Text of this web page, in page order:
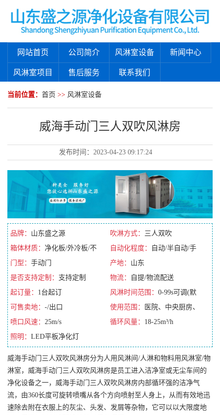
网站首页 公司简介 风淋室设备 新闻中心
风淋室项目 售后服务 联系我们
当前位置： 首页 >> 风淋室设备
威海手动门三人双吹风淋房
发布时间： 2023-04-23 09:17:24
品牌： 山东盛之源 吹淋方式： 三人双吹
箱体材质： 净化板/外冷板/不
锈钢/彩钢板
自动化程度：
自动/半自动/手
动/全自动
门型： 手动门 产地： 山东
是否支持定制： 支持定制 物流：
自提/物流配送
起订量： 1台起订 风淋时间范围： 0-99s可调(默
认10s)
可售卖地： -/出口 使用范围：
医院、中央厨房、
无尘车间
喷口风速： 25m/s 循环风量： 18-25m³/h
照明： LED平板净化灯
威海手动门三人双吹风淋房分为人用风淋间/人淋和物料用风淋室/物
淋室，威海手动门三人双吹风淋房是员工进入洁净室或无尘车间的
净化设备之一，威海手动门三人双吹风淋房内部循环强的洁净气
流，由360长度可旋转喷嘴从各个方向喷射至人身上，从而有效地迅
速除去附在衣服上的灰尘、头发、发屑等杂物，它可以以大限度地